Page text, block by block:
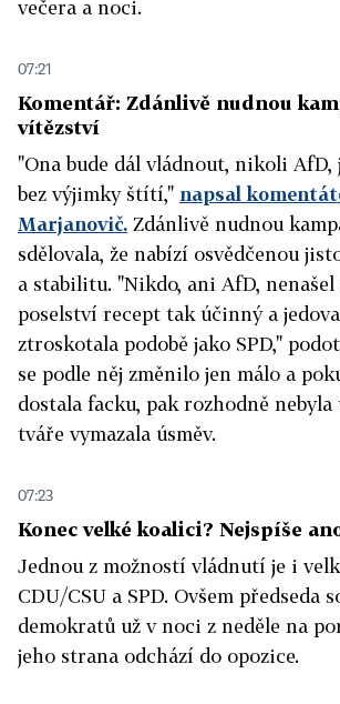
večera a noci.
07:21
Komentář: Zdánlivě nudnou
vítězství
"Ona bude dál vládnout, nikoli
bez výjimky štítí," napsal
Marjanovič. Zdánlivě nudnou
sdělovala, že nabízí osvědčenou
a stabilitu. "Nikdo, ani AfD,
poselství recept tak účinný a
ztroskotala podobě jako SPD,"
se podle něj změnilo jen málo a
dostala facku, pak rozhodně nebyla
tváře vymazala úsměv.
07:23
Konec velké koalici? Nejspíše
Jednou z možností vládnutí je i
CDU/CSU a SPD. Ovšem předseda
demokratů už v noci z neděle na
jeho strana odchází do opozice.